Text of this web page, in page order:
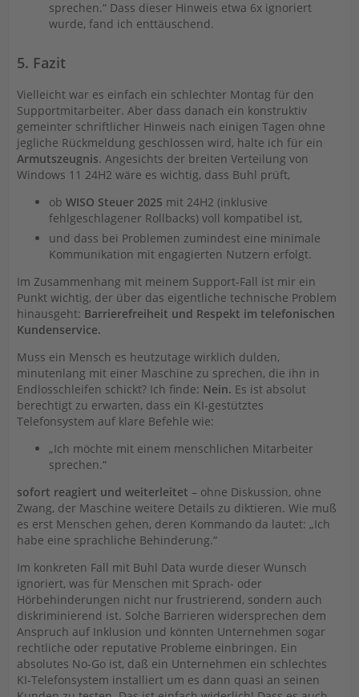
sprechen.“ Dass dieser Hinweis etwa 6x ignoriert
wurde, fand ich enttäuschend.
5. Fazit
Vielleicht war es einfach ein schlechter Montag für den
Supportmitarbeiter. Aber dass danach ein konstruktiv
gemeinter schriftlicher Hinweis nach einigen Tagen ohne
jegliche Rückmeldung geschlossen wird, halte ich für ein
Armutszeugnis. Angesichts der breiten Verteilung von
Windows 11 24H2 wäre es wichtig, dass Buhl prüft,
ob WISO Steuer 2025 mit 24H2 (inklusive
fehlgeschlagener Rollbacks) voll kompatibel ist,
und dass bei Problemen zumindest eine minimale
Kommunikation mit engagierten Nutzern erfolgt.
Im Zusammenhang mit meinem Support-Fall ist mir ein
Punkt wichtig, der über das eigentliche technische Problem
hinausgeht: Barrierefreiheit und Respekt im telefonischen
Kundenservice.
Muss ein Mensch es heutzutage wirklich dulden,
minutenlang mit einer Maschine zu sprechen, die ihn in
Endlosschleifen schickt? Ich finde: Nein. Es ist absolut
berechtigt zu erwarten, dass ein KI-gestütztes
Telefonsystem auf klare Befehle wie:
„Ich möchte mit einem menschlichen Mitarbeiter
sprechen.“
sofort reagiert und weiterleitet – ohne Diskussion, ohne
Zwang, der Maschine weitere Details zu diktieren. Wie muß
es erst Menschen gehen, deren Kommando da lautet: „Ich
habe eine sprachliche Behinderung.“
Im konkreten Fall mit Buhl Data wurde dieser Wunsch
ignoriert, was für Menschen mit Sprach- oder
Hörbehinderungen nicht nur frustrierend, sondern auch
diskriminierend ist. Solche Barrieren widersprechen dem
Anspruch auf Inklusion und könnten Unternehmen sogar
rechtliche oder reputative Probleme einbringen. Ein
absolutes No-Go ist, daß ein Unternehmen ein schlechtes
KI-Telefonsystem installiert um es dann quasi an seinen